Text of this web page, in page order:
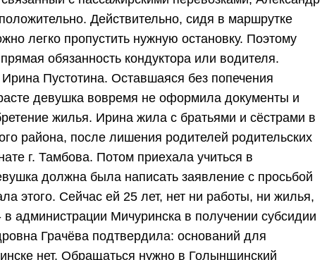
Действительно, сидя в маршрутке
легко пропустить нужную остановку. Поэтому
обязанность кондуктора или водителя.
Пустотина. Оставшаяся без попечения
девушка вовремя не оформила документы и
жилья. Ирина жила с братьями и сёстрами в
района, после лишения родителей родительских
г. Тамбова. Потом приехала учиться в
должна была написать заявление с просьбой
этого. Сейчас ей 25 лет, нет ни работы, ни жилья,
администрации Мичуринска в получении субсидии
Грачёва подтвердила: оснований для
нет. Обращаться нужно в Голынщинский